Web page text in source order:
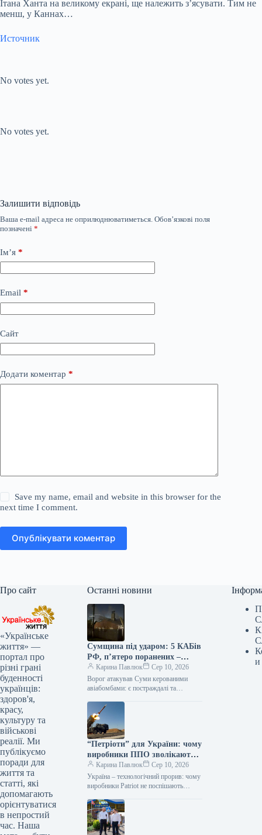
Ітана Ханта на великому екрані, ще належить з’ясувати. Тим не
менш, у Каннах…
Источник
No votes yet.
No votes yet.
Залишити відповідь
Ваша e-mail адреса не оприлюднюватиметься. Обов’язкові поля
позначені *
Ім’я *
Email *
Сайт
Додати коментар *
Save my name, email and website in this browser for the
next time I comment.
Опублікувати коментар
Про сайт
«Українське
життя» —
портал про
різні грані
буденності
українців:
здоров'я,
красу,
культуру та
військові
реалії. Ми
публікуємо
поради для
життя та
статті, які
допомагають
орієнтуватися
в непростий
час. Наша
Останні новини
Сумщина під ударом: 5 КАБів
РФ, п’ятеро поранених –
актуальні дані
Карина Павлюк
Сер 10, 2026
Ворог атакував Суми керованими
авіабомбами: є постраждалі та
російські війська здійснили serangan на
місто…
“Петріоти” для України: чому
виробники ППО зволікають з
передачею ліцензій Києву
Карина Павлюк
Сер 10, 2026
Україна – технологічний прорив: чому
виробники Patriot не поспішають
протиракет для передових систем
Patriot – компанії Raytheon…
и